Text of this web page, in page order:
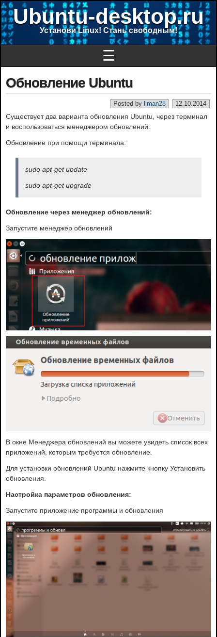
Ubuntu-desktop.ru
Установи Linux! Стань свободным!
☰
Обновление Ubuntu
12.10.2014
Posted by liman28
Существует два варианта обновления Ubuntu, через терминал
и воспользоваться менеджером обновлений.
Обновление при помощи терминала:
sudo apt-get update
sudo apt-get upgrade
Обновление через менеджер обновлений:
Запустите менеджер обновлений
В окне Менеджера обновлений вы можете увидеть список всех
приложений, которым требуется обновление.
Для установки обновлений Ubuntu нажмите кнопку Установить
обновления.
Настройка параметров обновления:
Запустите приложение программы и обновления